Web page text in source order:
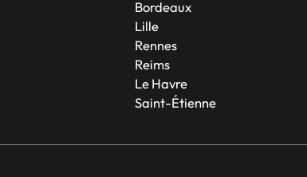
Bordeaux
Lille
Rennes
Reims
Le Havre
Saint-Étienne